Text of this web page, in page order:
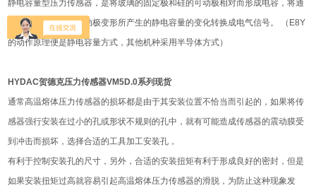
静电容量型压力传感器，是将玻璃的固定极和硅的可动极相对而形成电容，将通
过外力（压力）使可动极变形所产生的静电容量的变化转换成电气信号。 （E8Y
的动作原理便是静电容量方式，其他机种采用半导体方式）
HYDAC贺德克压力传感器VM5D.0系列现货
通常高温熔体压力传感器的损坏都是由于其安装位置不恰当而引起的，如果将传
感器强行安装在过小的孔或形状不规则的孔中，就有可能造成传感器的震动膜受
到冲击而损坏，选择合适的工具加工安装孔，
有利于控制安装孔的尺寸，另外，合适的安装扭矩有利于形成良好的密封，但是
如果安装扭矩过高就容易引起高温熔体压力传感器的滑脱，为防止这种现象发